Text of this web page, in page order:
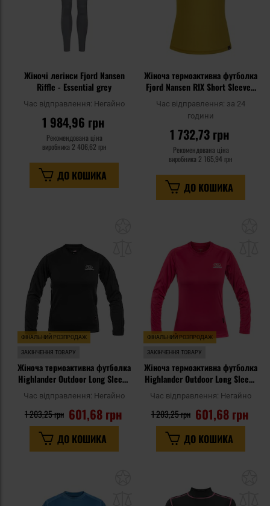
Жіночі легінси Fjord Nansen
Riffle - Essential grey
Час відправлення: Негайно
1 984,96 грн
Рекомендована ціна
виробника 2 406,62 грн
ДО КОШИКА
Жіноча термоактивна футболка
Fjord Nansen RIX Short Sleeve -
Час відправлення: за 24
години
1 732,73 грн
Рекомендована ціна
виробника 2 165,94 грн
ДО КОШИКА
уподобань
ФІНАЛЬНИЙ РОЗПРОДАЖ
ЗАКІНЧЕННЯ ТОВАРУ
Жіноча термоактивна футболка
Highlander Outdoor Long Sleeve
Climate-X - Black
Час відправлення: Негайно
601,68 грн
1 203,25 грн
ДО КОШИКА
ФІНАЛЬНИЙ РОЗПРОДАЖ
ЗАКІНЧЕННЯ ТОВАРУ
Жіноча термоактивна футболка
Highlander Outdoor Long Sleeve
Climate-X - Pink
Час відправлення: Негайно
601,68 грн
1 203,25 грн
ДО КОШИКА